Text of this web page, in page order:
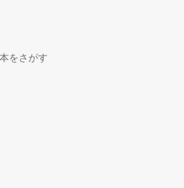
をさがす